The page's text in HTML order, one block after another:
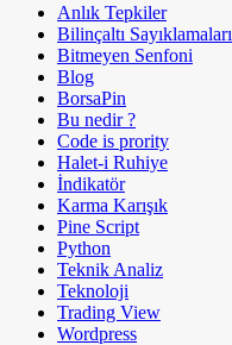
Anlık Tepkiler
Bilinçaltı Sayıklamaları
Bitmeyen Senfoni
Blog
BorsaPin
Bu nedir ?
Code is prority
Halet-i Ruhiye
İndikatör
Karma Karışık
Pine Script
Python
Teknik Analiz
Teknoloji
Trading View
Wordpress